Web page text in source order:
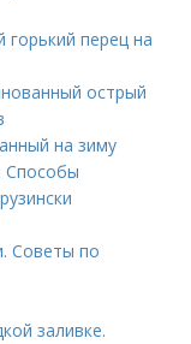
перец на
острый
на зиму
Способы
Советы по
заливке.